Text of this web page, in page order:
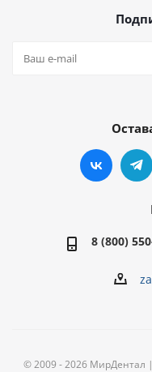
8 (800)
© 2009 - 2026 МирДентал